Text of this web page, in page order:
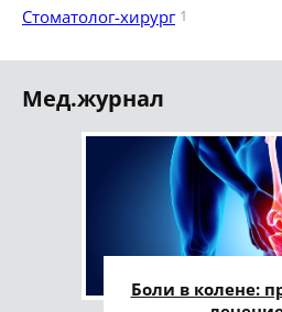
Стоматолог-хирург 1
Мед.журнал
Боли в колене: